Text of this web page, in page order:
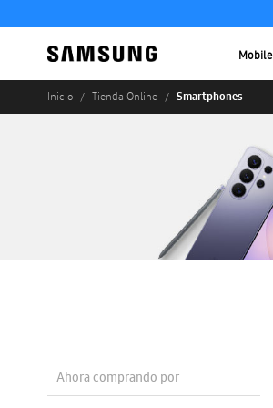
Mobile
Inicio Tienda Online Smartphones
Ahora comprando por